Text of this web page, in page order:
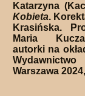
Katarzyna
Kobieta.
Krasińska.
Maria
autorki na
Warszawa